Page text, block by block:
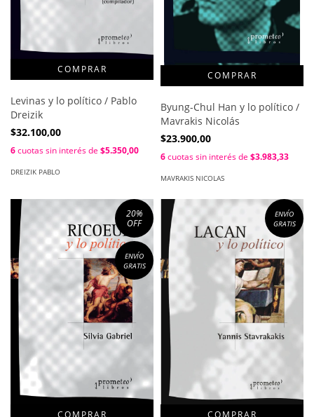
Levinas y lo político / Pablo
Dreizik
$32.100,00
6cuotas sin interés de $5.350,00
DREIZIK PABLO
Byung-Chul Han y lo político /
Mavrakis Nicolás
$23.900,00
6cuotas sin interés de $3.983,33
MAVRAKIS NICOLAS
20%
OFF
ENVÍO
GRATIS
ENVÍO
GRATIS